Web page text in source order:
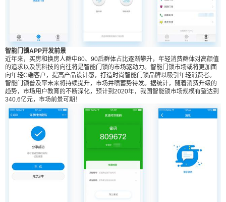
智能门锁APP开发前景
近年来，买房和换房人群中80、90后群体占比逐渐攀升，年轻消费群体对高颜值
的追求以及黑科技的向往将是智能门锁的市场驱动力。智能门锁市场或将更加面
向年轻C端客户，提高产品设计感，打造时尚智能门锁品牌以吸引年轻消费者。
智能门锁普及率未来将持续提升，市场井喷蓄势待发。据统计，随着消费升级的
趋势，市场用户教育的不断深化，预计到2020年，我国智能锁市场规模有望达到
340.6亿元，市场前景可期！
过软硬件的结合，享受更加安全智能的家居生活。
智能门锁APP开发前景 近年来，买房和换房人群中
80、90后群体占比逐渐攀升，年轻消费群体对高颜
值的追求以及黑科技的向往将是智能门锁的市场驱
动力。智能门锁市场或将更加面向年轻C端客户，
提高产品设计感，打造时尚智能门锁品牌以吸引年
轻消费者。智能门锁普及率未来将持续提升，市场
井喷蓄势待发。据统计，随着消费升级的趋势，市
场用户教育的不断深化，预计到2020年，我国智能
锁市场规模有望达到340.6亿元，市场前景可期！
定制开发一款智能门锁APP有哪些功能？ 1、智能
开锁：当前智能锁最常见的开锁模式是人脸识别及
指纹识别，在用户忘带手机的时候，可以作为开锁
方式的补充。另外亦可打开手机蓝牙，靠近门禁机
摇一摇或一键解锁门禁，通过APP可查看开锁记
录，例如开锁时间、开锁人ID等。 2、动态开锁：